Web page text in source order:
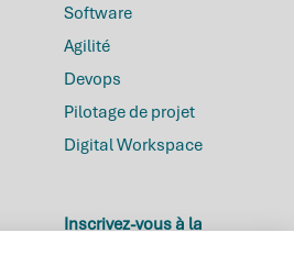
Software
Agilité
Devops
Pilotage de projet
Digital Workspace
Inscrivez-vous à la